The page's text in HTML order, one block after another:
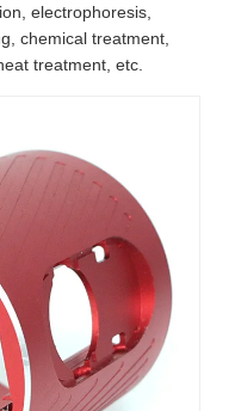
electrophoresis,
chemical treatment,
treatment, etc.